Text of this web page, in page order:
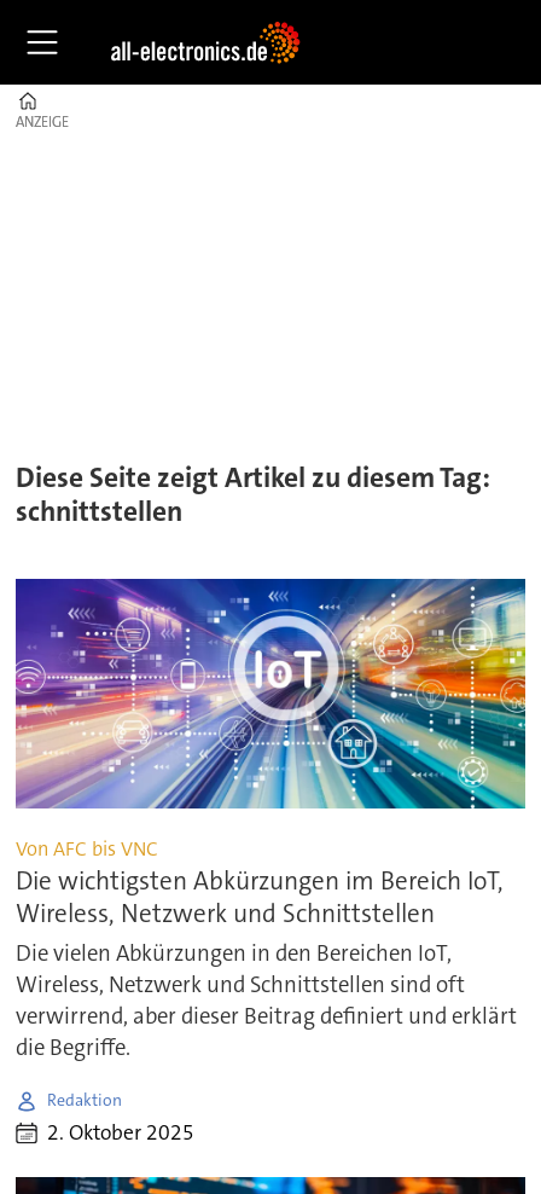
ANZEIGE
ANZEIGE
Diese Seite zeigt Artikel zu diesem Tag:
schnittstellen
Von AFC bis VNC
Die wichtigsten Abkürzungen im Bereich IoT,
Wireless, Netzwerk und Schnittstellen
Die vielen Abkürzungen in den Bereichen IoT,
Wireless, Netzwerk und Schnittstellen sind oft
verwirrend, aber dieser Beitrag definiert und erklärt
die Begriffe.
Redaktion
2. Oktober 2025